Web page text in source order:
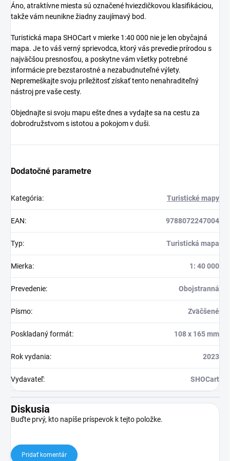
Áno, atraktívne miesta sú označené hviezdičkovou klasifikáciou,
takže vám neunikne žiadny zaujímavý bod.
Turistická mapa SHOCart v mierke 1:40 000 nie je len obyčajná
mapa. Je to váš verný sprievodca, ktorý vás prevedie prírodou s
najväčšou presnosťou, a poskytne vám všetky potrebné
informácie pre bezstarostné a nezabudnuteľné výlety.
Nepremeškajte svoju príležitosť získať tento nenahraditeľný
nástroj pre vaše cesty.
Objednajte si svoju mapu ešte dnes a vydajte sa na cestu za
dobrodružstvom s istotou a pokojom v duši.
Dodatočné parametre
Kategória: Turistické mapy
EAN: 9788072247004
Typ: Turistická mapa
Mierka: 1: 40 000
Prevedenie: Obojstranná
Písmo: Zväčšené
Poskladaný formát: 108 x 165 mm
Rok vydania: 2023
Vydavateľ: SHOCart
Diskusia
Buďte prvý, kto napíše príspevok k tejto položke.
Pridať komentár